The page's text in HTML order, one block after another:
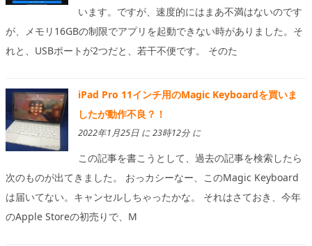
います。ですが、速度的にはまあ不満はないのです
が、メモリ16GBの制限でアプリを起動できない時がありました。そ
れと、USBポートが2つだと、若干不便です。 そのた
iPad Pro 11インチ用のMagic Keyboardを買いま
したが動作不良？！
2022年1月25日 に 23時12分 に
この記事を書こうとして、過去の記事を検索したら
次のものが出てきました。 おっカシーなー、このMagic Keyboard
は届いてない。キャンセルしちゃったかな。 それはさておき、今年
のApple Storeの初売りで、M